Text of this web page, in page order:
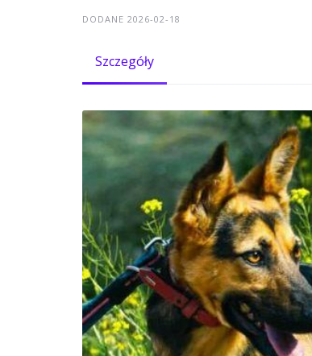
DODANE 2026-02-18
Szczegóły